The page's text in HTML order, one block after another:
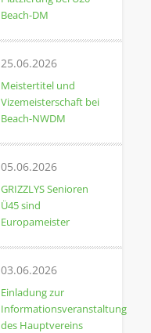
Beach-DM
25.06.2026
Meistertitel und
Vizemeisterschaft bei
Beach-NWDM
05.06.2026
GRIZZLYS Senioren
Ü45 sind
Europameister
03.06.2026
Einladung zur
Informationsveranstaltung
des Hauptvereins